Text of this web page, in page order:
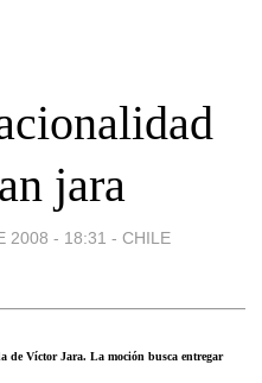
jara
2008 - 18:31 - CHILE
de Víctor Jara. La moción busca entregar